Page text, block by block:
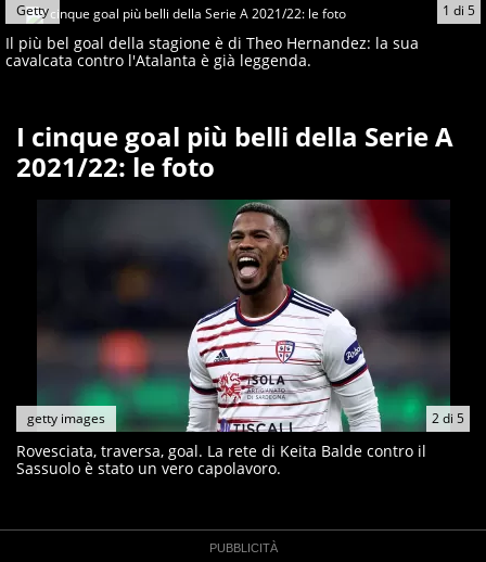
1 di 5
Getty
Il più bel goal della stagione è di Theo Hernandez: la sua
cavalcata contro l'Atalanta è già leggenda.
I cinque goal più belli della Serie A
2021/22: le foto
2di 5
getty images
Rovesciata, traversa, goal. La rete di Keita Balde contro il
Sassuolo è stato un vero capolavoro.